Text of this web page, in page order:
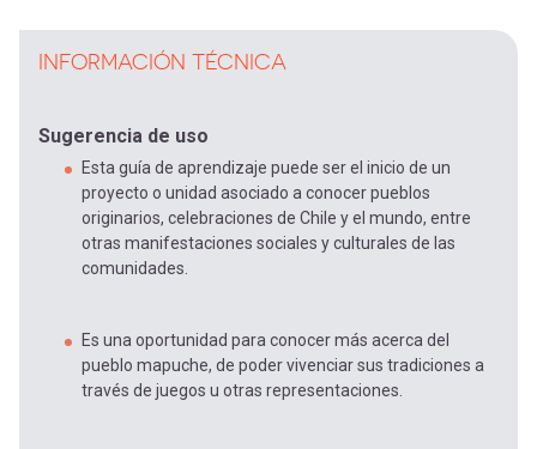
INFORMACIÓN TÉCNICA
Sugerencia de uso
Esta guía de aprendizaje puede ser el inicio de un
proyecto o unidad asociado a conocer pueblos
originarios, celebraciones de Chile y el mundo, entre
otras manifestaciones sociales y culturales de las
comunidades.
Es una oportunidad para conocer más acerca del
pueblo mapuche, de poder vivenciar sus tradiciones a
través de juegos u otras representaciones.